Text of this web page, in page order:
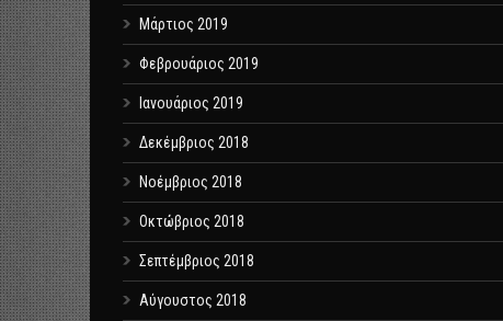
Μάρτιος 2019
Φεβρουάριος 2019
Ιανουάριος 2019
Δεκέμβριος 2018
Νοέμβριος 2018
Οκτώβριος 2018
Σεπτέμβριος 2018
Αύγουστος 2018